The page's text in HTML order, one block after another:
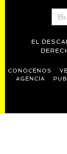
EL
CONÓCENOS
AGENCIA